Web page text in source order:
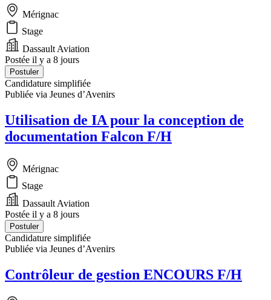
Mérignac
Stage
Dassault Aviation
Postée il y a 8 jours
Postuler
Candidature simplifiée
Publiée via Jeunes d’Avenirs
Utilisation de IA pour la conception de
documentation Falcon F/H
Mérignac
Stage
Dassault Aviation
Postée il y a 8 jours
Postuler
Candidature simplifiée
Publiée via Jeunes d’Avenirs
Contrôleur de gestion ENCOURS F/H